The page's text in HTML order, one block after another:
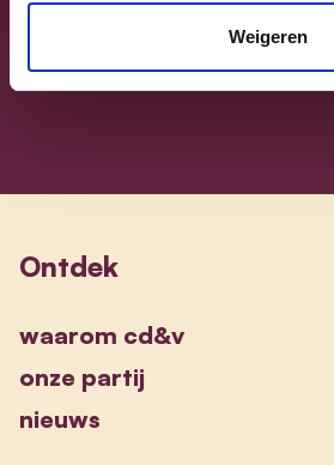
Weigeren
alle
Ontdek
waarom cd&v
onze partij
nieuws